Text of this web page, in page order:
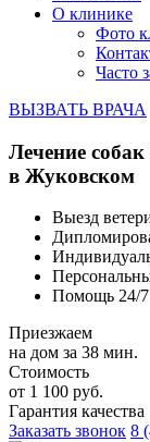
О клинике
Фото
Часто
ВЫЗВАТЬ ВРАЧА
Лечение
в Жуковском
Выезд
Помощь 24/7
Приезжаем
на дом за 38 мин.
Стоимость
от 1 100 руб.
Гарантия качества
Заказать звонок 8